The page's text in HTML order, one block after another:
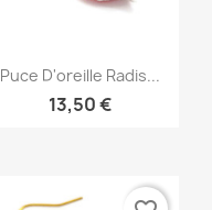
Aperçu rapide
Puce D'oreille Radis...
13,50 €